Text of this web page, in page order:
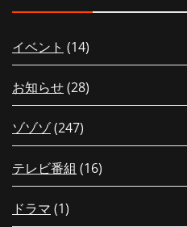
イベント (14)
お知らせ(28)
ゾゾゾ(247)
テレビ番組 (16)
ドラマ (1)